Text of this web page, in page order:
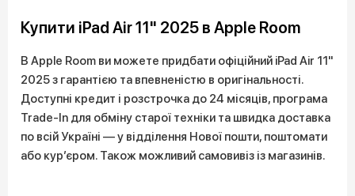
Купити iPad Air 11" 2025 в Apple Room
В Apple Room ви можете придбати офіційний iPad Air 11"
2025 з гарантією та впевненістю в оригінальності.
Доступні кредит і розстрочка до 24 місяців, програма
Trade-In для обміну старої техніки та швидка доставка
по всій Україні — у відділення Нової пошти, поштомати
або кур’єром. Також можливий самовивіз із магазинів.